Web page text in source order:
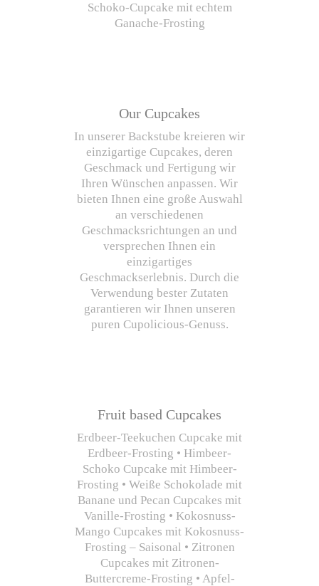
Schoko-Cupcake mit echtem
Ganache-Frosting
Our Cupcakes
In unserer Backstube kreieren wir
einzigartige Cupcakes, deren
Geschmack und Fertigung wir
Ihren Wünschen anpassen. Wir
bieten Ihnen eine große Auswahl
an verschiedenen
Geschmacksrichtungen an und
versprechen Ihnen ein
einzigartiges
Geschmackserlebnis. Durch die
Verwendung bester Zutaten
garantieren wir Ihnen unseren
puren Cupolicious-Genuss.
Fruit based Cupcakes
Erdbeer-Teekuchen Cupcake mit
Erdbeer-Frosting • Himbeer-
Schoko Cupcake mit Himbeer-
Frosting • Weiße Schokolade mit
Banane und Pecan Cupcakes mit
Vanille-Frosting • Kokosnuss-
Mango Cupcakes mit Kokosnuss-
Frosting – Saisonal • Zitronen
Cupcakes mit Zitronen-
Buttercreme-Frosting • Apfel-